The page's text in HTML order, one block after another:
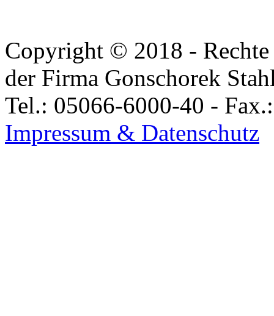
Copyright © 2018 -
der Firma Gonschorek
Tel.: 05066-6000-40 -
Impressum & Datenschutz